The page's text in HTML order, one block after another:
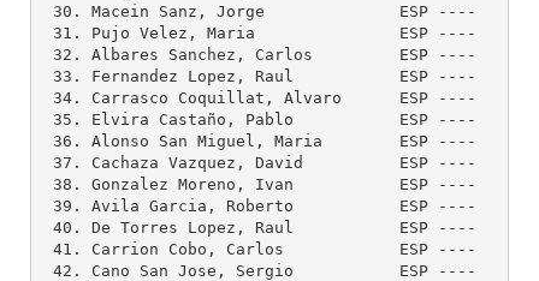
30. Macein Sanz, Jorge              ESP ----
31. Pujo Velez, Maria               ESP ----
32. Albares Sanchez, Carlos         ESP ----
33. Fernandez Lopez, Raul           ESP ----
34. Carrasco Coquillat, Alvaro      ESP ----
35. Elvira Castaño, Pablo           ESP ----
36. Alonso San Miguel, Maria        ESP ----
37. Cachaza Vazquez, David          ESP ----
38. Gonzalez Moreno, Ivan           ESP ----
39. Avila Garcia, Roberto           ESP ----
40. De Torres Lopez, Raul           ESP ----
41. Carrion Cobo, Carlos            ESP ----
42. Cano San Jose, Sergio           ESP ----